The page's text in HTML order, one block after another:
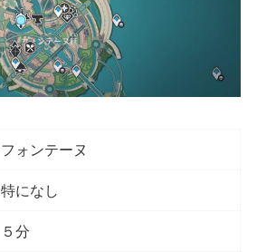
フォンテーヌ
特になし
５分